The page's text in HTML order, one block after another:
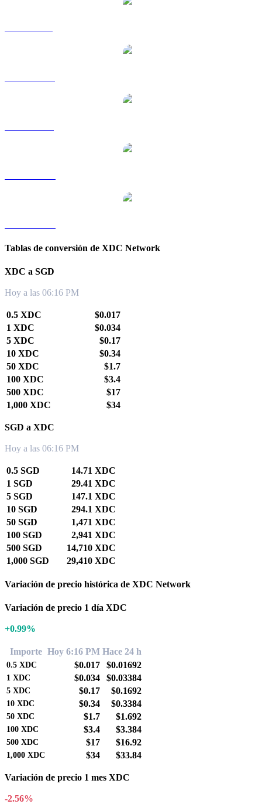
Tablas de conversión de XDC Network
XDC a SGD
Hoy a las 06:16 PM
0.5 XDC
$0.017
1 XDC
$0.034
5 XDC
$0.17
10 XDC
$0.34
50 XDC
$1.7
100 XDC
$3.4
500 XDC
$17
1,000 XDC
$34
SGD a XDC
Hoy a las 06:16 PM
0.5 SGD
14.71 XDC
1 SGD
29.41 XDC
5 SGD
147.1 XDC
10 SGD
294.1 XDC
50 SGD
1,471 XDC
100 SGD
2,941 XDC
500 SGD
14,710 XDC
1,000 SGD
29,410 XDC
Variación de precio histórica de XDC Network
Variación de precio 1 día XDC
+0.99%
Importe Hoy 6:16 PM Hace 24 h
0.5 XDC $0.017 $0.01692
1 XDC $0.034 $0.03384
5 XDC $0.17 $0.1692
10 XDC $0.34 $0.3384
50 XDC $1.7 $1.692
100 XDC $3.4 $3.384
500 XDC $17 $16.92
1,000 XDC $34 $33.84
Variación de precio 1 mes XDC
-2.56%